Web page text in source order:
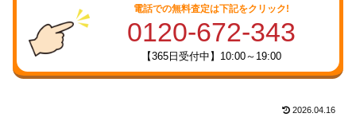
電話での無料査定は下記をクリック!
0120-672-343
【365日受付中】10:00～19:00
2026.04.16